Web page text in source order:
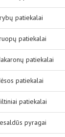
patiekalai
patiekalai
patiekalai
patiekalai
patiekalai
pyragai